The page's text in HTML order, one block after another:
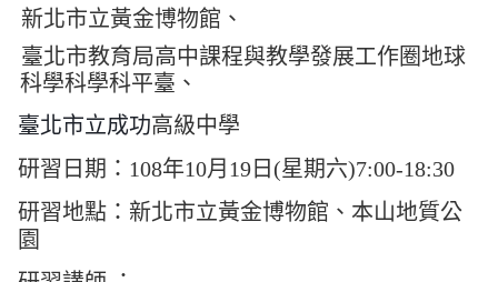
新北市立黃金博物館、
臺北市教育局高中課程與教學發展工作圈地球
科學科學科平臺、
臺北市立成功高級中學
研習日期：108年10月19日(星期六)7:00-18:30
研習地點： 新北市立黃金博物館、本山地質公
園